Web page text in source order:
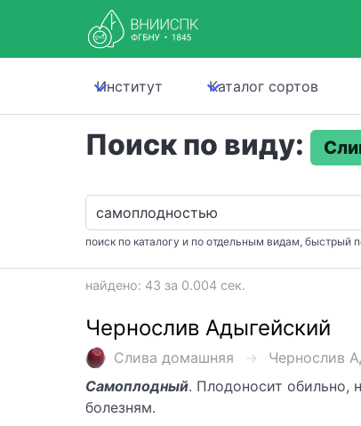
Институт Каталог сортов
Поиск по виду:
поиск по каталогу и по отдельным видам, быстрый
найдено: 43 за 0.004 сек.
Чернослив Адыгейский
Слива домашняя
Чернослив
Самоплодный. Плодоносит обильно,
болезням.